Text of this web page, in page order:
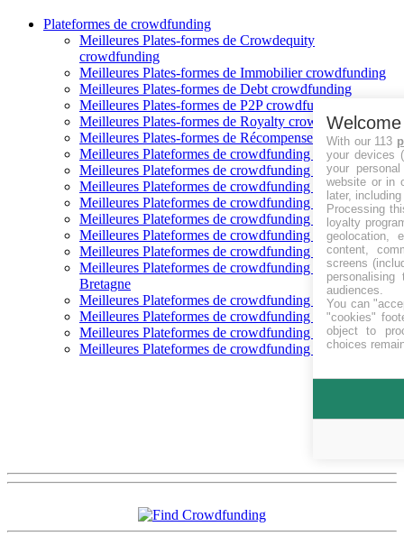
Plateformes de crowdfunding
Meilleures Plates-formes de Crowdequity
crowdfunding
Meilleures Plates-formes de Immobilier crowdfunding
Meilleures Plates-formes de Debt crowdfunding
Meilleures Plates-formes de P2P crowdfunding
Meilleures Plates-formes de Royalty crowdfunding
Meilleures Plates-formes de Récompense crowdfunding
Meilleures Plateformes de crowdfunding en Autriche
Meilleures Plateformes de crowdfunding en Australie
Meilleures Plateformes de crowdfunding en Estonie
Meilleures Plateformes de crowdfunding en Espagne
Meilleures Plateformes de crowdfunding en Finlande
Meilleures Plateformes de crowdfunding en France
Meilleures Plateformes de crowdfunding en Allemagne
Meilleures Plateformes de crowdfunding en Grande-
Bretagne
Meilleures Plateformes de crowdfunding en Italie
Meilleures Plateformes de crowdfunding en Pologne
Meilleures Plateformes de crowdfunding en Suède
Meilleures Plateformes de crowdfunding en États Unis
Welcome
With our 113
your devices
your
website or in
later,
Processing
loyalty
geolocation,
content,
screens
audiences.
You can
"cookies"
object to
choices